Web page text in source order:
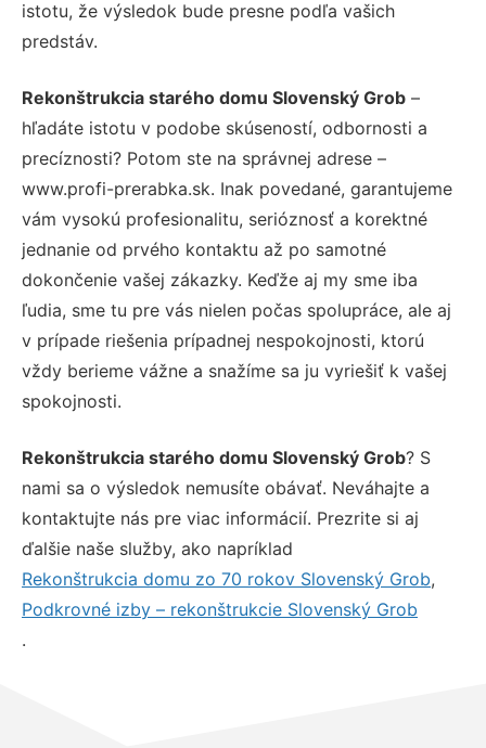
istotu, že výsledok bude presne podľa vašich
predstáv.
Rekonštrukcia starého domu Slovenský Grob –
hľadáte istotu v podobe skúseností, odbornosti a
precíznosti? Potom ste na správnej adrese –
www.profi-prerabka.sk. Inak povedané, garantujeme
vám vysokú profesionalitu, serióznosť a korektné
jednanie od prvého kontaktu až po samotné
dokončenie vašej zákazky. Keďže aj my sme iba
ľudia, sme tu pre vás nielen počas spolupráce, ale aj
v prípade riešenia prípadnej nespokojnosti, ktorú
vždy berieme vážne a snažíme sa ju vyriešiť k vašej
spokojnosti.
Rekonštrukcia starého domu Slovenský Grob? S
nami sa o výsledok nemusíte obávať. Neváhajte a
kontaktujte nás pre viac informácií. Prezrite si aj
ďalšie naše služby, ako napríklad
Rekonštrukcia domu zo 70 rokov Slovenský Grob,
Podkrovné izby – rekonštrukcie Slovenský Grob
.